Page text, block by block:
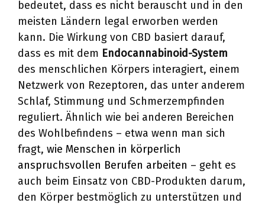
bedeutet, dass es nicht berauscht und in den
meisten Ländern legal erworben werden
kann. Die Wirkung von CBD basiert darauf,
dass es mit dem Endocannabinoid-System
des menschlichen Körpers interagiert, einem
Netzwerk von Rezeptoren, das unter anderem
Schlaf, Stimmung und Schmerzempfinden
reguliert. Ähnlich wie bei anderen Bereichen
des Wohlbefindens – etwa wenn man sich
fragt, wie Menschen in körperlich
anspruchsvollen Berufen arbeiten – geht es
auch beim Einsatz von CBD-Produkten darum,
den Körper bestmöglich zu unterstützen und